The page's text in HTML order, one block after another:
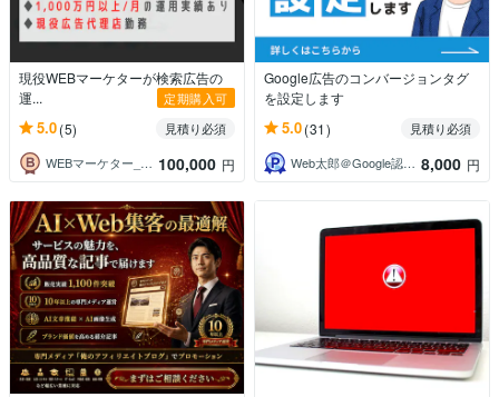
現役WEBマーケターが検索広告の
運...
定期購入可
5.0(5)
見積り必須
WEBマーケター_タクミ 100,000 円
Google広告のコンバージョンタグ
を設定します
5.0(31)
見積り必須
Web太郎＠Google認定パートナー 8,000 円